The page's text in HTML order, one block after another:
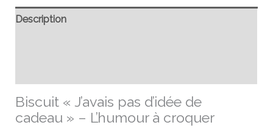
Description
Biscuit « J’avais pas d’idée de
cadeau » – L’humour à croquer